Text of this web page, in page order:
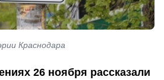
Краснодара
26 ноября рассказали